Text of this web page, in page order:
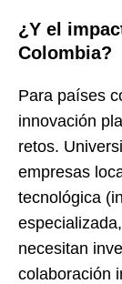
¿Y el
Colombia?
Para países
innovación
retos.
empresas
tecnológica
necesitan
colaboración